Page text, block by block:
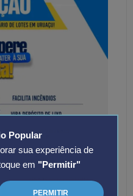
Popular
sua experiência de
em "Permitir"
PERMITIR